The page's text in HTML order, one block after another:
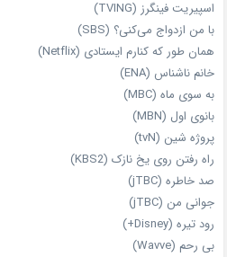
اسپیریت فینگرز (TVING)
با من ازدواج می‌کنی؟ (SBS)
همان‌ طور که کنارم ایستادی (Netflix)
خانم ناشناس (ENA)
به سوی ماه (MBC)
بانوی اول (MBN)
پروژه شین (tvN)
راه رفتن روی یخ نازک (KBS2)
صد خاطره (jTBC)
جوانی من (jTBC)
رود تیره (Disney+)
بی‌ رحم (Wavve)